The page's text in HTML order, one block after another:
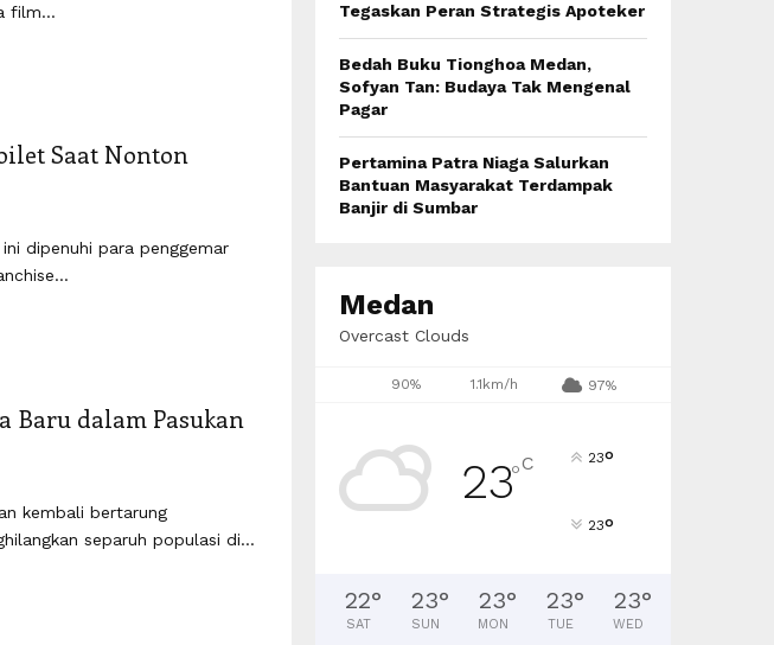
film...
Saat Nonton
dipenuhi para penggemar
Baru dalam Pasukan
kembali bertarung
separuh populasi di...
Tegaskan Peran Strategis Apoteker
Bedah Buku Tionghoa Medan,
Sofyan Tan: Budaya Tak Mengenal
Pagar
Pertamina Patra Niaga Salurkan
Bantuan Masyarakat Terdampak
Banjir di Sumbar
Medan
Overcast Clouds
90% 1.1km/h 97%
23°C 23°
23°
22°
SAT
23°
SUN
23°
MON
23°
TUE
23°
WED